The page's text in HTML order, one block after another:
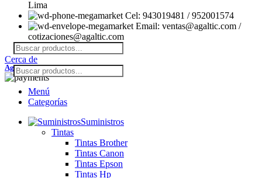
Lima
Cel: 943019481 / 952001574
Email: ventas@agaltic.com /
cotizaciones@agaltic.com
Agaltic 2026 Derechos Reservados.
Cerca de
Menú
Categorías
Suministros
Tintas
Tintas Brother
Tintas Canon
Tintas Epson
Tintas Hp